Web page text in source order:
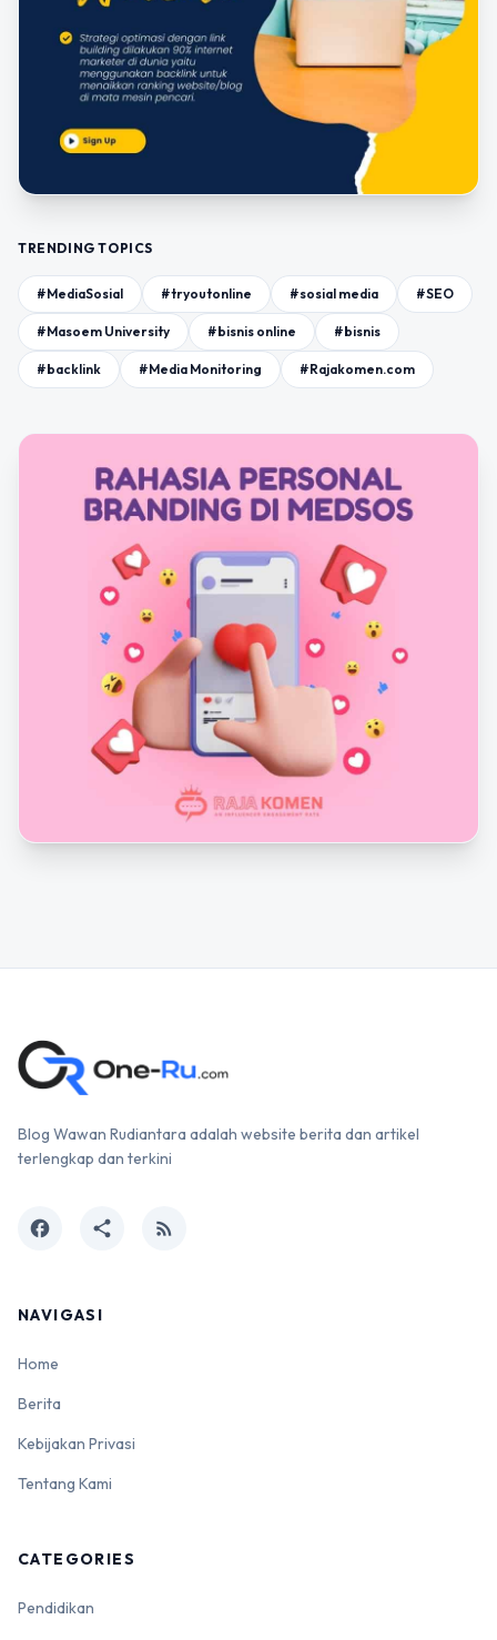
TRENDING TOPICS
#MediaSosial #tryoutonline #sosial media #SEO
#Masoem University #bisnis online #bisnis
#backlink #Media Monitoring #Rajakomen.com
Blog Wawan Rudiantara adalah website berita dan artikel
terlengkap dan terkini
facebook share rss_feed
NAVIGASI
Home
Berita
Kebijakan Privasi
Tentang Kami
CATEGORIES
Pendidikan